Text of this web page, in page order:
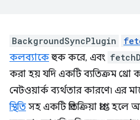
BackgroundSyncPlugin
কলব্যাকেহুক করে, এবং
করা হয় যদি একটি ব্যতিক্রম থ্রো
নেটওয়ার্ক ব্যর্থতার কারণে৷ এর
স্থিতি সহ একটি প্রতিক্রিয়া প্রাপ্ত